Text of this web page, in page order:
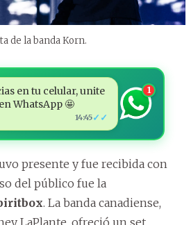
de la banda Korn.
en tu celular, unite
WhatsApp 🤩
14:45✓✓
1
presente y fue recibida con
del público fue la
. La banda canadiense,
LaPlante, ofreció un set